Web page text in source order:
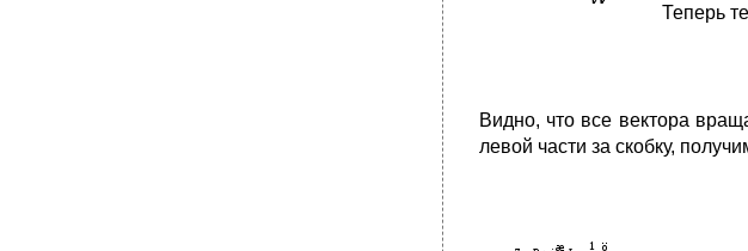
Теперь
Видно, что все вектора
левой части за скобку,